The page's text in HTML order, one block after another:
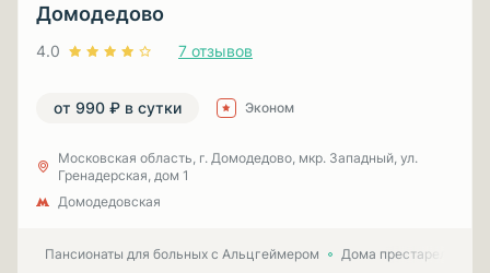
Домодедово
4.0 7 отзывов
от 990 ₽ в сутки Эконом
Московская область, г. Домодедово, мкр. Западный, ул.
Гренадерская, дом 1
Домодедовская
Пансионаты для больных с Альцгеймером Дома престарелых